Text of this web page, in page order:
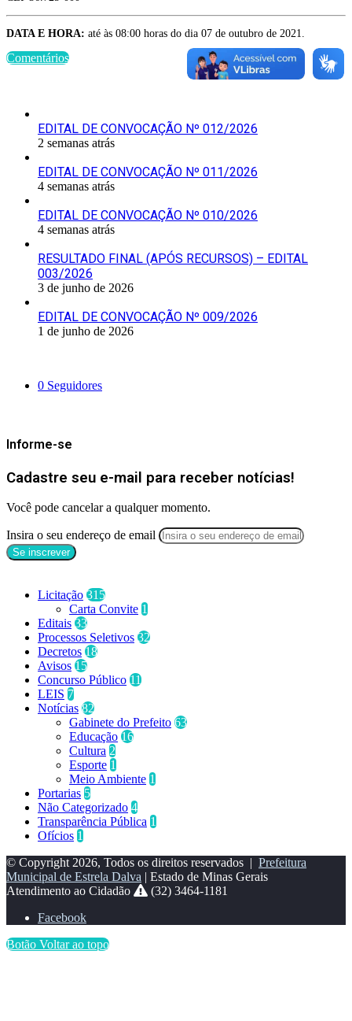
DATA E HORA: até às 08:00 horas do dia 07 de outubro de 2021.
Comentários
EDITAL DE CONVOCAÇÃO Nº 012/2026
2 semanas atrás
EDITAL DE CONVOCAÇÃO Nº 011/2026
4 semanas atrás
EDITAL DE CONVOCAÇÃO Nº 010/2026
4 semanas atrás
RESULTADO FINAL (APÓS RECURSOS) – EDITAL
003/2026
3 de junho de 2026
EDITAL DE CONVOCAÇÃO Nº 009/2026
1 de junho de 2026
0 Seguidores
Informe-se
Cadastre seu e-mail para receber notícias!
Você pode cancelar a qualquer momento.
Insira o seu endereço de email
Licitação 315
Carta Convite 1
Editais 33
Processos Seletivos 32
Decretos 18
Avisos 15
Concurso Público 11
LEIS 7
Notícias 82
Gabinete do Prefeito 63
Educação 16
Cultura 2
Esporte 1
Meio Ambiente 1
Portarias 5
Não Categorizado 4
Transparência Pública 1
Ofícios 1
© Copyright 2026, Todos os direitos reservados | Prefeitura
Municipal de Estrela Dalva | Estado de Minas Gerais
Atendimento ao Cidadão
(32) 3464-1181
Facebook
Botão Voltar ao topo